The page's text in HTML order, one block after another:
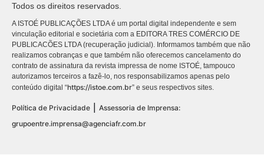
Todos os direitos reservados.
A ISTOÉ PUBLICAÇÕES LTDA é um portal digital independente e sem
vinculação editorial e societária com a EDITORA TRES COMÉRCIO DE
PUBLICACÕES LTDA (recuperação judicial). Informamos também que não
realizamos cobranças e que também não oferecemos cancelamento do
contrato de assinatura da revista impressa de nome ISTOÉ, tampouco
autorizamos terceiros a fazê-lo, nos responsabilizamos apenas pelo
conteúdo digital “https://istoe.com.br” e seus respectivos sites.
Política de Privacidade
Assessoria de Imprensa:
grupoentre.imprensa@agenciafr.com.br